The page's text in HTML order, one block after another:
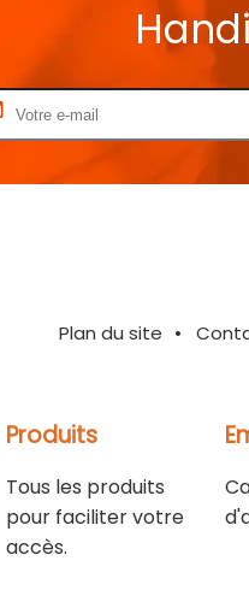
Plan du site
Produits
Tous les produits
pour faciliter votre
accès.